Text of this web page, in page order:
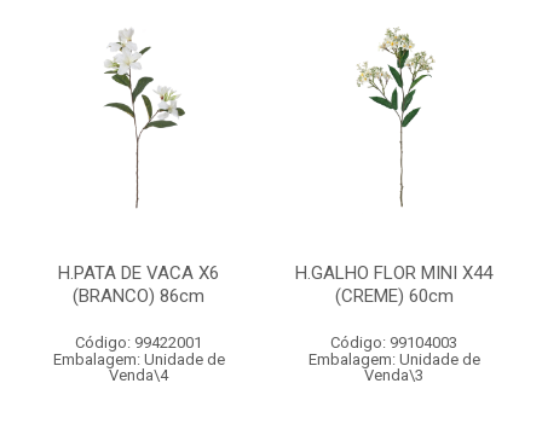
H.PATA DE VACA X6
(BRANCO) 86cm
Código: 99422001
Embalagem: Unidade de
Venda\4
H.GALHO FLOR MINI X44
(CREME) 60cm
Código: 99104003
Embalagem: Unidade de
Venda\3